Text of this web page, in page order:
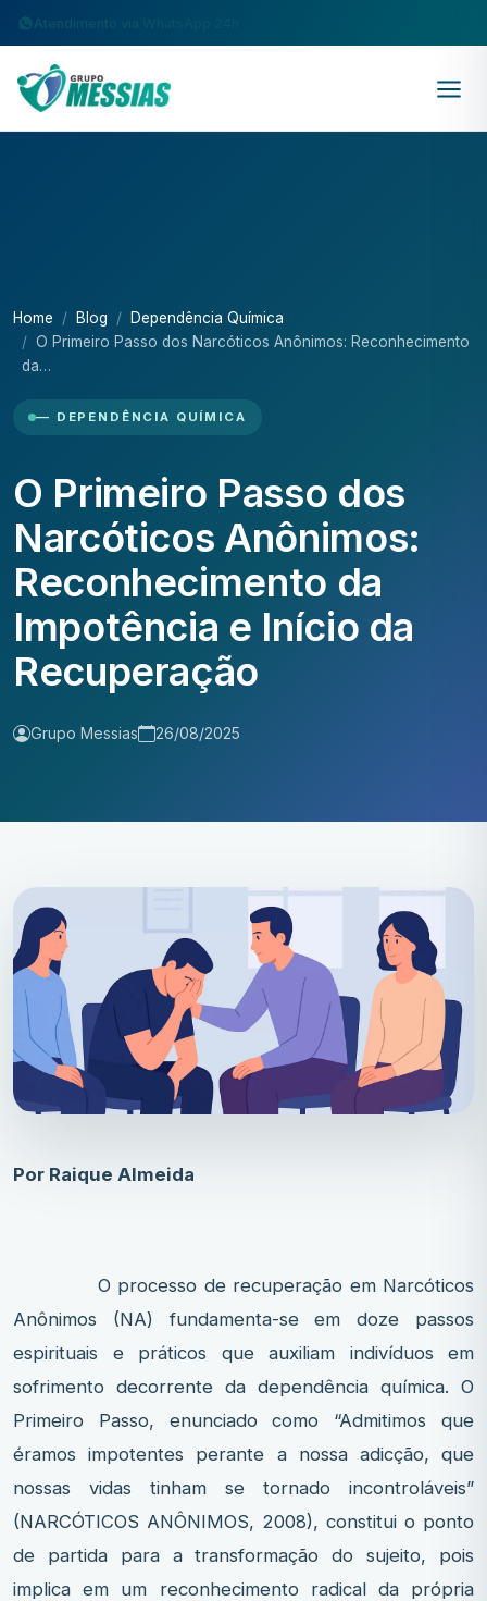
Atendimento via WhatsApp 24h
Home Blog
Dependência Química
O Primeiro Passo dos Narcóticos Anônimos: Reconhecimento
da…
— DEPENDÊNCIA QUÍMICA
O Primeiro Passo dos
Narcóticos Anônimos:
Reconhecimento da
Impotência e Início da
Recuperação
Grupo Messias 26/08/2025
Por Raique Almeida
O processo de recuperação em Narcóticos
Anônimos (NA) fundamenta-se em doze passos
espirituais e práticos que auxiliam indivíduos em
sofrimento decorrente da dependência química. O
Primeiro Passo, enunciado como “Admitimos que
éramos impotentes perante a nossa adicção, que
nossas vidas tinham se tornado incontroláveis”
(NARCÓTICOS ANÔNIMOS, 2008), constitui o ponto
de partida para a transformação do sujeito, pois
implica em um reconhecimento radical da própria